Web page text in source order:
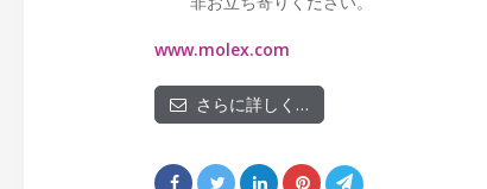
www.molex.com
さらに詳しく…